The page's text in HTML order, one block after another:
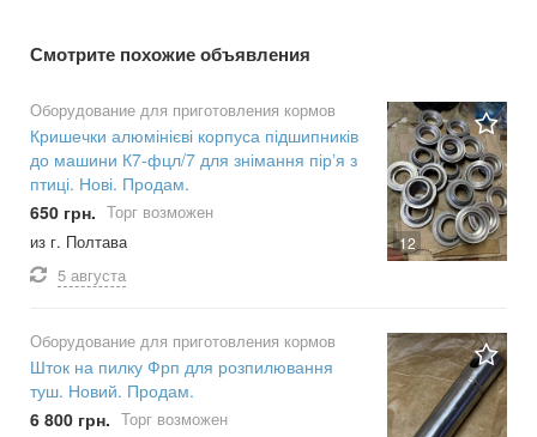
Смотрите похожие объявления
12
Оборудование для приготовления кормов
Кришечки алюмінієві корпуса підшипників
до машини К7-фцл/7 для знімання пірʼя з
птиці. Нові. Продам.
650 грн. Торг возможен
из г. Полтава
5 августа
Оборудование для приготовления кормов
Шток на пилку Фрп для розпилювання
туш. Новий. Продам.
6 800 грн. Торг возможен